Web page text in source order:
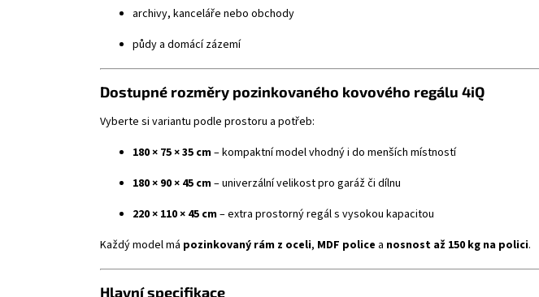
archivy, kanceláře nebo obchody
půdy a domácí zázemí
Dostupné rozměry pozinkovaného kovového regálu 4iQ
Vyberte si variantu podle prostoru a potřeb:
180 × 75 × 35 cm– kompaktní model vhodný i do menších místností
180 × 90 × 45 cm– univerzální velikost pro garáž či dílnu
220 × 110 × 45 cm– extra prostorný regál s vysokou kapacitou
Každý model má pozinkovaný rám z oceli, MDF police a nosnost až 150 kg na polici.
Hlavní specifikace